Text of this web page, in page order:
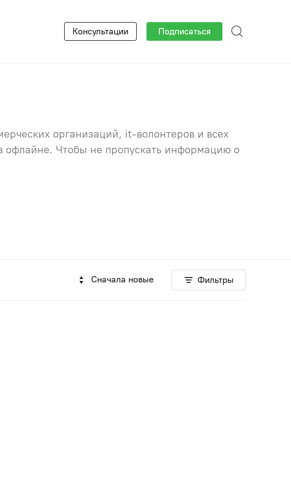
Консультации Подписаться
организаций, it-волонтеров и всех
офлайне. Чтобы не пропускать информацию о
Сначала новые Фильтры